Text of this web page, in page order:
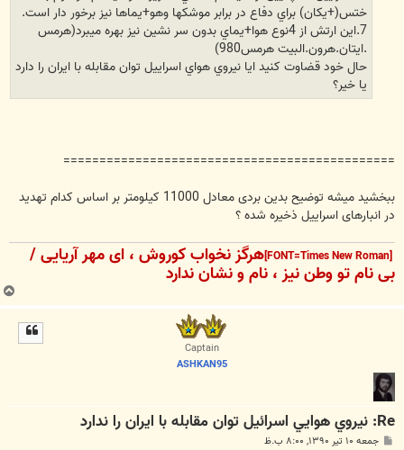
ختس(+يكان) براي دفاع در برابر موشكها وهو+يماها نيز برخور دار است.
7.اين ارتش از 4نوع هوا+يماي بدون سر نشين نيز بهره ميبرد(هرمس
.ايتان.هرون.البيت هرمس980)
حال خود قضاوت كنيد ايا نيروي هواي اسراييل توان مقابله با ايران را دارد
يا خير؟
==============================================
ببخشید میشه توضیح بدین بردی معادل 11000 کیلومتر بر اساس کدام تهدید
در انبارهای اسراییل ذخیره شده ؟
هرگز نخواب کوروش ، ای مهر آریایی /
بی نام تو وطن نیز ، نام و نشان ندارد
ب
ا
Captain
ASHKAN95
Re: نيروي هوايي اسرائيل توان مقابله با ايران را ندارد
پ جمعه ۱۰ تیر ۱۳۹۰, ۸:۰۰ ب.ظ